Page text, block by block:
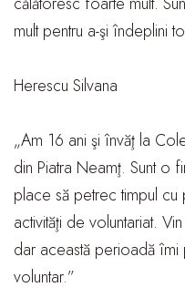
mult pentru a-şi îndeplini
Herescu Silvana
„Am 16 ani şi învăţ la
din Piatra Neamţ. Sunt o
place să petrec timpul cu
activităţi de voluntariat.
dar această perioadă
voluntar.”